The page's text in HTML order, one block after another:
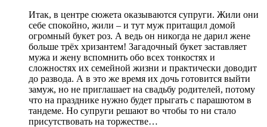
Итак, в центре сюжета оказываются супруги. Жили они
себе спокойно, жили – и тут муж притащил домой
огромный букет роз. А ведь он никогда не дарил жене
больше трёх хризантем! Загадочный букет заставляет
мужа и жену вспомнить обо всех тонкостях и
сложностях их семейной жизни и практически доводит
до развода. А в это же время их дочь готовится выйти
замуж, но не приглашает на свадьбу родителей, потому
что на празднике нужно будет прыгать с парашютом в
тандеме. Но супруги решают во чтобы то ни стало
присутствовать на торжестве…